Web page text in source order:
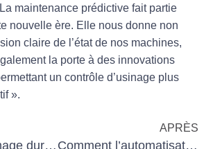
maintenance prédictive fait partie
nouvelle ère. Elle nous donne non
claire de l’état de nos machines,
la porte à des innovations
un contrôle d’usinage plus
».
Comment l’usinage durable transforme l’industrie
APRÈS
Comment l’automatisation améliore l’usinage cnc